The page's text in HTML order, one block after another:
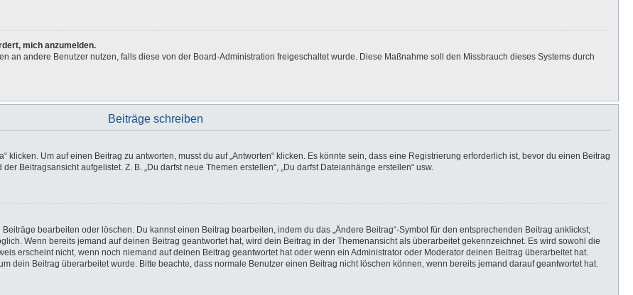
mich anzumelden.
an andere Benutzer nutzen, falls diese von der Board-Administration freigeschaltet wurde. Diese Maßnahme soll den Missbrauch dieses Systems durch
Beiträge schreiben
klicken. Um auf einen Beitrag zu antworten, musst du auf „Antworten“ klicken. Es könnte sein, dass eine Registrierung erforderlich ist, bevor du einen Beitrag
Beitragsansicht aufgelistet. Z. B. „Du darfst neue Themen erstellen“, „Du darfst Dateianhänge erstellen“ usw.
bearbeiten oder löschen. Du kannst einen Beitrag bearbeiten, indem du das „Ändere Beitrag“-Symbol für den entsprechenden Beitrag anklickst;
Wenn bereits jemand auf deinen Beitrag geantwortet hat, wird dein Beitrag in der Themenansicht als überarbeitet gekennzeichnet. Es wird sowohl die
erscheint nicht, wenn noch niemand auf deinen Beitrag geantwortet hat oder wenn ein Administrator oder Moderator deinen Beitrag überarbeitet hat.
dein Beitrag überarbeitet wurde. Bitte beachte, dass normale Benutzer einen Beitrag nicht löschen können, wenn bereits jemand darauf geantwortet hat.